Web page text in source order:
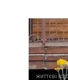
життєві